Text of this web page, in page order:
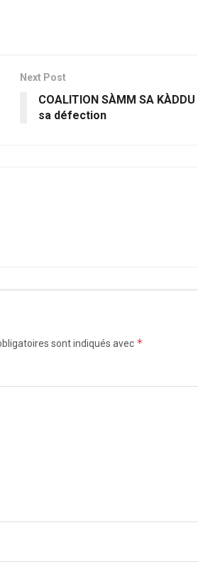
Next Post
COALITION SÀMM SA
sa défection
sont indiqués avec *